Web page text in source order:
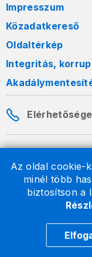
Az oldal cookie-
minél több
biztosítson a
Impresszum
Közadatkereső
Oldaltérkép
Integritás,
A honlapon
formában
2026 © A Nemzeti
jogvédelem alatt